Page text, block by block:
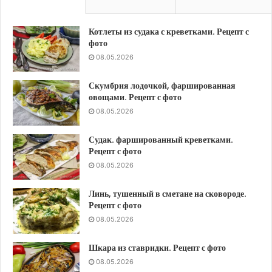
Котлеты из судака с креветками. Рецепт с
фото
08.05.2026
Скумбрия лодочкой, фаршированная
овощами. Рецепт с фото
08.05.2026
Судак. фаршированный креветками.
Рецепт с фото
08.05.2026
Линь, тушенный в сметане на сковороде.
Рецепт с фото
08.05.2026
Шкара из ставридки. Рецепт с фото
08.05.2026